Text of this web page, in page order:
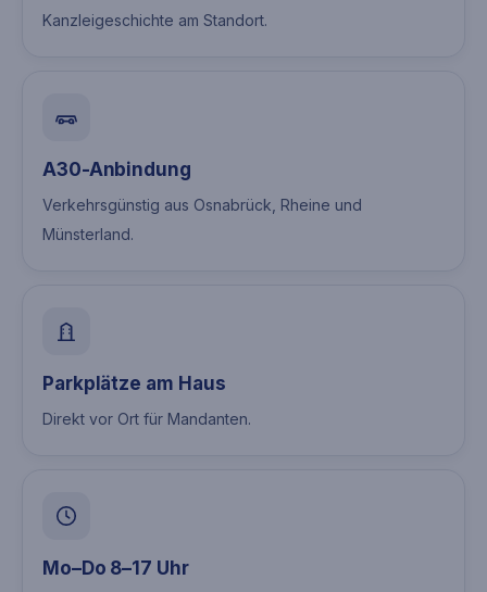
Kanzleigeschichte am Standort.
A30-Anbindung
Verkehrsgünstig aus Osnabrück, Rheine und
Münsterland.
Parkplätze am Haus
Direkt vor Ort für Mandanten.
Mo–Do 8–17 Uhr